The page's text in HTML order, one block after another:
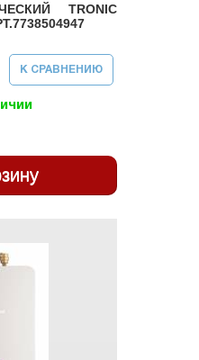
TRONIC
К СРАВНЕНИЮ
15 UA